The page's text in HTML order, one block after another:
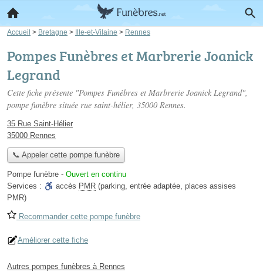
Accueil > Bretagne > Ille-et-Vilaine > Rennes
Pompes Funèbres et Marbrerie Joanick
Legrand
Cette fiche présente "Pompes Funèbres et Marbrerie Joanick Legrand",
pompe funèbre située rue saint-hélier, 35000 Rennes.
35 Rue Saint-Hélier
35000 Rennes
📞 Appeler cette pompe funèbre
Pompe funèbre - Ouvert en continu
Services :
accès PMR (parking, entrée adaptée, places assises
PMR)
Recommander cette pompe funèbre
Améliorer cette fiche
Autres pompes funèbres à Rennes